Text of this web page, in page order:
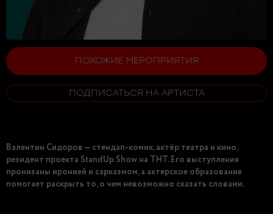
ПОХОЖИЕ МЕРОПРИЯТИЯ
ПОДПИСАТЬСЯ НА АРТИСТА
Валентин Сидоров — стендап-комик, актёр театра и кино,
резидент проекта StandUp Show на ТНТ. Его выступления
пронизаны иронией и сарказмом, а актерское образование
помогает раскрыть то, о чем невозможно сказать словами.